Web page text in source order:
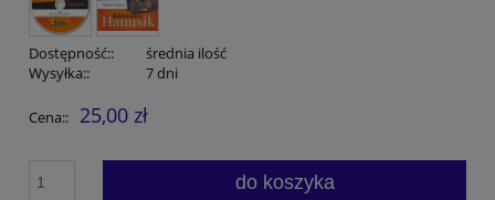
Dostępność::
średnia ilość
Wysyłka::
7 dni
Cena:: 25,00 zł
do koszyka